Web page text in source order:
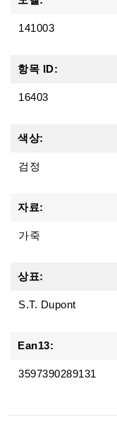
141003
항목 ID:
16403
색상:
검정
자료:
가죽
상표:
S.T. Dupont
Ean13:
3597390289131